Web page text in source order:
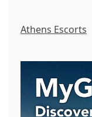
Athens Escorts